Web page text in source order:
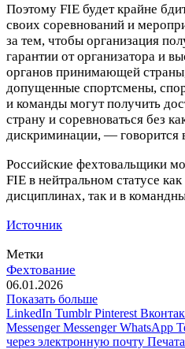
Поэтому FIE будет крайне
своих соревнований и
за тем, чтобы организация
гарантии от организатора и
органов принимающей
допущенные спортсмены,
и команды могут получить
страну и соревноваться без
дискриминации, — говорится в
Российские фехтовальщики
FIE в нейтральном статусе
дисциплинах, так и в
Источник
Метки
Фехтование
06.01.2026
Показать больше
LinkedIn Tumblr Pinterest
Messenger Messenger WhatsApp
через электронную почту